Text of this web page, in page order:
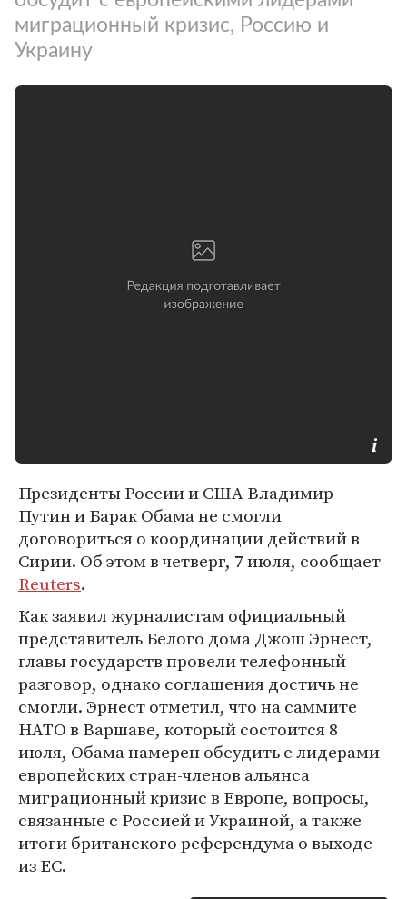
миграционный кризис, Россию и
Украину
Президенты России и США Владимир
Путин и Барак Обама не смогли
договориться о координации действий в
Сирии. Об этом в четверг, 7 июля, сообщает
Reuters.
Как заявил журналистам официальный
представитель Белого дома Джош Эрнест,
главы государств провели телефонный
разговор, однако соглашения достичь не
смогли. Эрнест отметил, что на саммите
НАТО в Варшаве, который состоится 8
июля, Обама намерен обсудить с лидерами
европейских стран-членов альянса
миграционный кризис в Европе, вопросы,
связанные с Россией и Украиной, а также
итоги британского референдума о выходе
из ЕС.